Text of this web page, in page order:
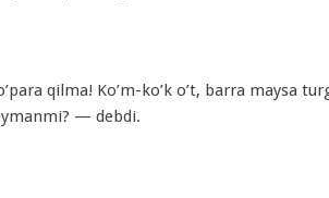
qilma! Ko’m-ko’k o’t, barra maysa
— debdi.